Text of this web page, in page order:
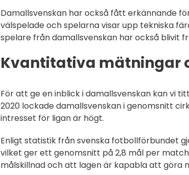
Damallsvenskan har också fått erkännande
välspelade och spelarna visar upp tekniska
spelare från damallsvenskan har också blivit
Kvantitativa mätningar
För att ge en inblick i damallsvenskan kan vi
2020 lockade damallsvenskan i genomsnitt
intresset för ligan är högt.
Enligt statistik från svenska fotbollförbundet
vilket ger ett genomsnitt på 2,8 mål per
målskillnad och att lagen är kapabla att göra